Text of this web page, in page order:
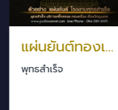
แผ่นยันต์ทองเรียกทรัพย์
พุทธสำเร็จ